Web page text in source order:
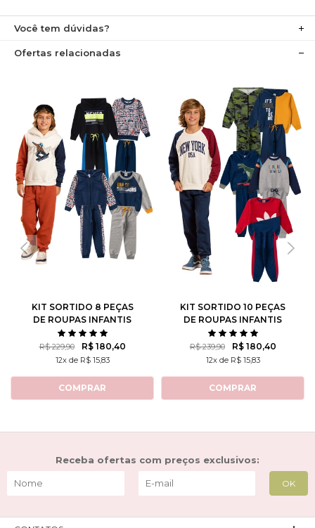
Você tem dúvidas?
Ofertas relacionadas
KIT SORTIDO 8 PEÇAS
DE ROUPAS INFANTIS
MASCULINO INVERNO - 4
CASACOS + 4 CALÇAS
R$ 229,90 R$ 180,40
12x de R$ 15,83
COMPRAR
KIT SORTIDO 10 PEÇAS
DE ROUPAS INFANTIS
MASCULINO INVERNO - 5
CASACOS + 5 CALÇAS
R$ 239,90 R$ 180,40
12x de R$ 15,83
COMPRAR
Receba ofertas com preços exclusivos: